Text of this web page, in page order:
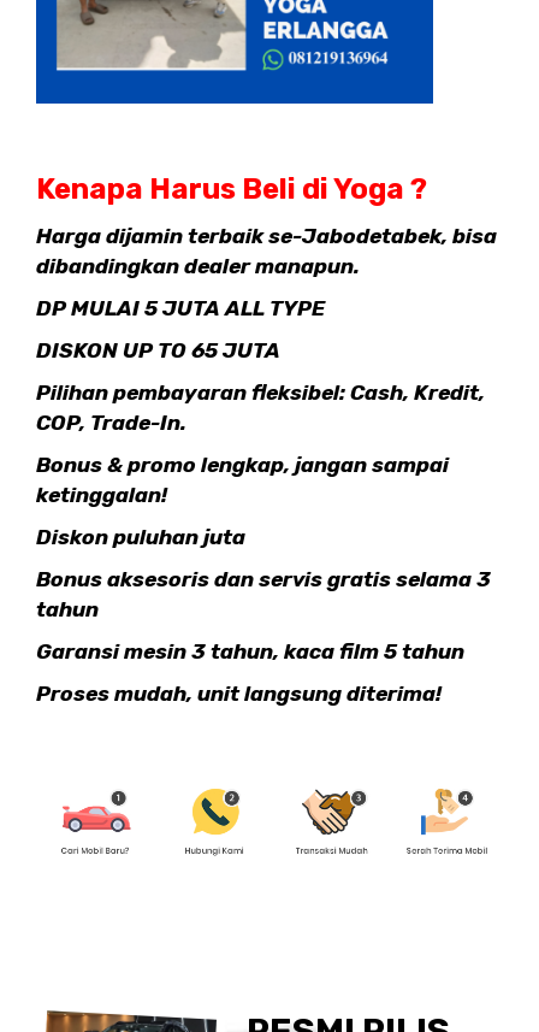
Kenapa Harus Beli di Yoga ?
Harga dijamin terbaik se-Jabodetabek, bisa
dibandingkan dealer manapun.
DP MULAI 5 JUTA ALL TYPE
DISKON UP TO 65 JUTA
Pilihan pembayaran fleksibel: Cash, Kredit,
COP, Trade-In.
Bonus & promo lengkap, jangan sampai
ketinggalan!
Diskon puluhan juta
Bonus aksesoris dan servis gratis selama 3
tahun
Garansi mesin 3 tahun, kaca film 5 tahun
Proses mudah, unit langsung diterima!